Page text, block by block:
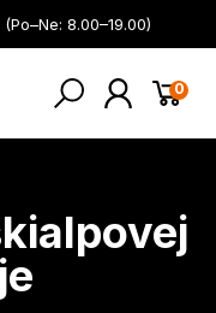
(Po–Ne: 8.00–19.00)
0